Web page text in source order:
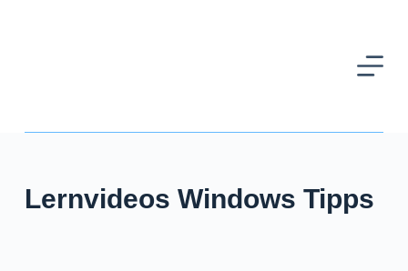
aLernvideos Windows Tipps